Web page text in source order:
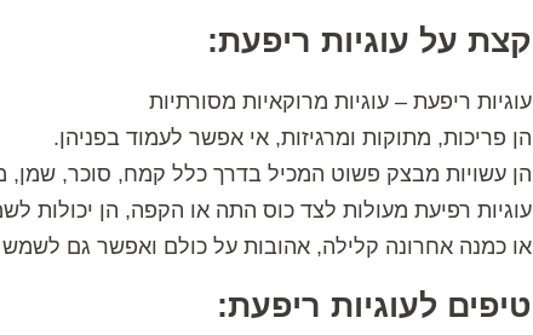
קצת על עוגיות ריפעת:
עוגיות ריפעת – עוגיות מרוקאיות מסורתיות
הן פריכות, מתוקות ומרגיזות, אי אפשר לעמוד בפניהן.
הן עשויות מבצק פשוט המכיל בדרך כלל קמח, סוכר, שמן,
עוגיות רפיעת מעולות לצד כוס התה או הקפה, הן יכולות
או כמנה אחרונה קלילה, אהובות על כולם ואפשר גם לשמש
טיפים לעוגיות ריפעת: